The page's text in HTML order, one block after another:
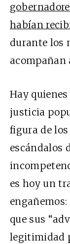
habían
durante los
acompañan
Hay
justicia
figura de
escándalos
es hoy un
que sus
legitimidad